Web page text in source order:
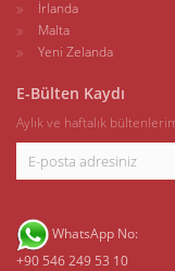
İrlanda
Malta
Yeni Zelanda
E-Bülten Kaydı
Aylık ve haftalık
WhatsApp No:
+90 546 249 53 10